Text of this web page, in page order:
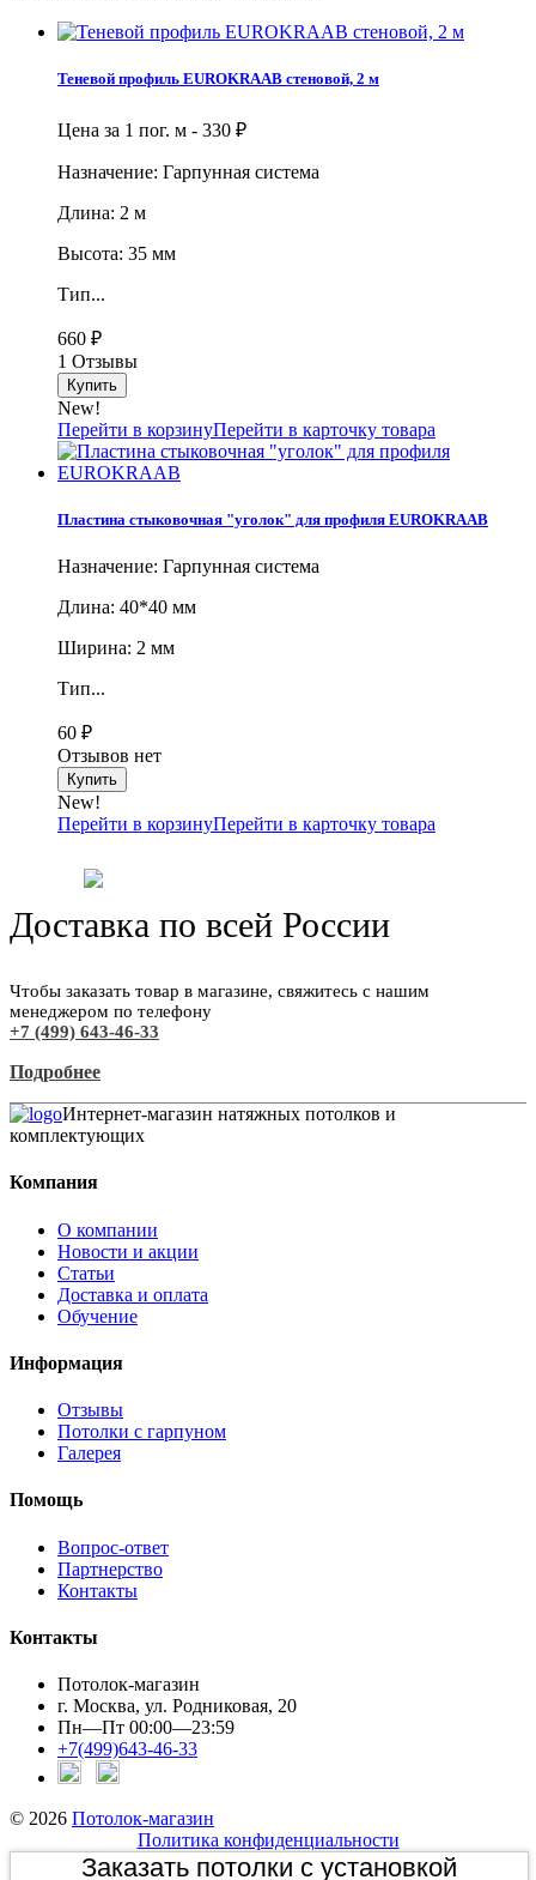
Теневой профиль EUROKRAAB стеновой, 2 м
Цена за 1 пог. м - 330 ₽
Назначение: Гарпунная система
Длина: 2 м
Высота: 35 мм
Тип...
660 ₽
1 Отзывы
New!
Перейти в корзинуПерейти в карточку товара
Пластина стыковочная "уголок" для профиля EUROKRAAB
Назначение: Гарпунная система
Длина: 40*40 мм
Ширина: 2 мм
Тип...
60 ₽
Отзывов нет
New!
Перейти в корзинуПерейти в карточку товара
Доставка по всей России
Чтобы заказать товар в магазине, свяжитесь с нашим
менеджером по телефону
+7 (499) 643-46-33
Подробнее
Интернет-магазин натяжных потолков и
комплектующих
Компания
О компании
Новости и акции
Статьи
Доставка и оплата
Обучение
Информация
Отзывы
Потолки с гарпуном
Галерея
Помощь
Вопрос-ответ
Партнерство
Контакты
Контакты
Потолок-магазин
г. Москва, ул. Родниковая, 20
Пн—Пт 00:00—23:59
+7(499)643-46-33
© 2026 Потолок-магазин
Политика конфиденциальности
Заказать потолки с установкой